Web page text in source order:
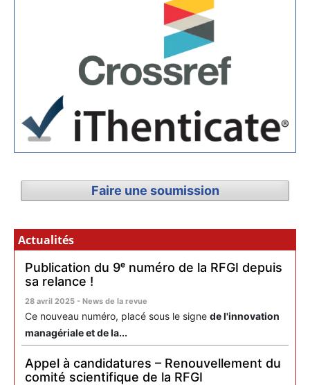
Faire une soumission
Actualités
Publication du 9ᵉ numéro de la RFGI depuis
sa relance !
28 avril 2025 - News de la revue
Ce nouveau numéro, placé sous le signe de l'innovation
managériale et de la...
Appel à candidatures – Renouvellement du
comité scientifique de la RFGI